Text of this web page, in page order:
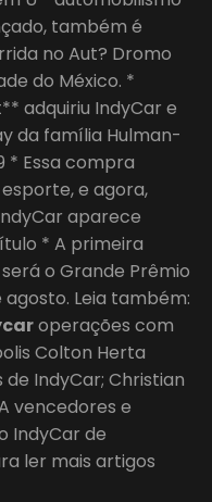
também é
no Aut? Dromo
do México. *
adquiriu IndyCar e
da família Hulman-
* Essa compra
e agora,
aparece
* A primeira
o Grande Prêmio
agosto. Leia também:
operações com
Colton Herta
IndyCar; Christian
vencedores e
IndyCar de
ler mais artigos